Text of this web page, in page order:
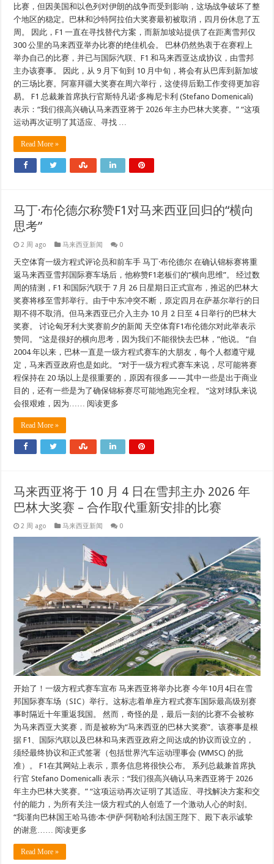
比赛，但因美国和以色列对伊朗的战争而受到影响，这场战争破坏了整
个地区的稳定。巴林和沙特阿拉伯大奖赛最初被取消，四月份休息了五
周。 因此，F1 一直在寻找替代方案，而新加坡站提供了在距离雪邦仅
300 公里的马来西亚举办比赛的绝佳机会。 巴林仍然热衷于在赛程上
举办自己的比赛，并已与国际汽联、F1 和马来西亚达成协议，由雪邦
主办该赛事。 因此，从 9 月下旬到 10 月中旬，将会有从巴库到新加坡
的三场比赛。阿塞拜疆大奖赛在周六举行，这使得后勤工作变得更加容
易。 F1 总裁兼首席执行官斯特凡诺·多梅尼卡利 (Stefano Domenicali)
表示：“我们很高兴确认马来西亚将于 2026 年主办巴林大奖赛。” “这项
运动再次证明了其适应、寻找 …
Read More »
马丁·布伦德尔称赞F1对马来西亚回归的“横向
思考”
2 周 ago 马来西亚新闻 0
天空体育一级方程式评论员和前车手 马丁·布伦德尔 在确认锦标赛将重
返马来西亚雪邦国际赛车场后，他称赞F1老板们的“横向思维”。 经过数
周的猜测，F1 和国际汽联于 7 月 26 日星期日正式宣布，推迟的巴林大
奖赛将移至雪邦举行。由于中东冲突不断，原定四月在萨基尔举行的日
期不得不取消。但马来西亚已介入主办 10 月 2 日至 4 日举行的巴林大
奖赛。 讨论匈牙利大奖赛前夕的新闻 天空体育F1布伦德尔对此举表示
赞同。 “这是很好的横向思考，因为我们不能很快去巴林，”他说。 “自
2004 年以来，巴林一直是一级方程式赛车的大朋友，每个人都遵守规
定，马来西亚政府也是如此。 “对于一级方程式赛车来说，尽可能将赛
程保持在 20 场以上是很重要的，原因有很多——其中一些是出于商业
目的，还有一些是为了确保锦标赛尽可能地跑完全程。 “这对球队来说
会很艰难，因为…… 阅读更多
Read More »
马来西亚将于 10 月 4 日在雪邦主办 2026 年
巴林大奖赛 – 合作取代重新安排的比赛
2 周 ago 马来西亚新闻 0
开始了！一级方程式赛车宣布 马来西亚将举办比赛 今年10月4日在雪
邦国际赛车场（SIC）举行。这标志着单座方程式赛车国际最高级别赛
事时隔近十年重返我国。 然而，奇怪的是，最后一刻的比赛不会被称
为马来西亚大奖赛，而是被称为“马来西亚的巴林大奖赛”。该赛事是根
据 F1、国际汽联以及巴林和马来西亚政府之间达成的协议而设立的，
须经最终协议和正式签署（包括世界汽车运动理事会 (WMSC) 的批
准）。 F1在其网站上表示，票务信息将很快公布。 系列总裁兼首席执
行官 Stefano Domenicalli 表示：“我们很高兴确认马来西亚将于 2026
年主办巴林大奖赛。” “这项运动再次证明了其适应、寻找解决方案和交
付的能力，为所有关注一级方程式的人创造了一个激动人心的时刻。
“我谨向巴林国王哈马德·本·伊萨·阿勒哈利法国王陛下、殿下表示诚挚
的谢意…… 阅读更多
Read More »